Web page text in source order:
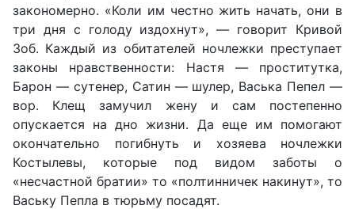
закономерно. «Коли им честно жить начать, они в
три дня с голоду издохнут», — говорит Кривой
Зоб. Каждый из обитателей ночлежки преступает
законы нравственности: Настя — проститутка,
Барон — сутенер, Сатин — шулер, Васька Пепел —
вор. Клещ замучил жену и сам посте­пенно
опускается на дно жизни. Да еще им помогают
оконча­тельно погибнуть и хозяева ночлежки
Костылевы, которые под видом заботы о
«несчастной братии» то «полтинничек накинут», то
Ваську Пепла в тюрьму посадят.